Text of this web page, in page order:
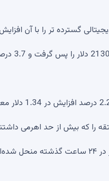
گسترده تر را با آن
را که بیش از حد اهرمی